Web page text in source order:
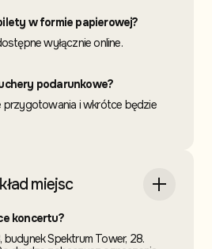
w formie papierowej?
wyłącznie online.
podarunkowe?
przygotowania i wkrótce będzie
miejsc
koncertu?
budynek Spektrum Tower, 28.